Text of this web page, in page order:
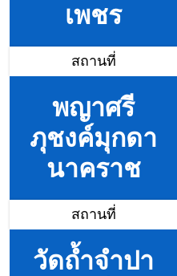
เพชร
สถานที่
พญาศรี
ภุชงค์มุกดา
นาคราช
สถานที่
วัดถ้ำจำปา